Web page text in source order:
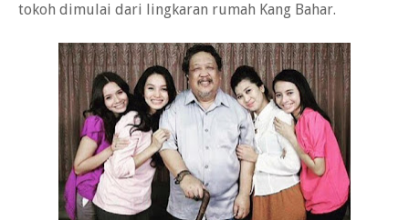
tokoh dimulai dari lingkaran rumah Kang Bahar.